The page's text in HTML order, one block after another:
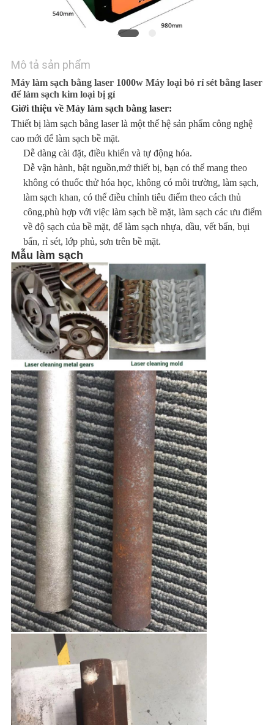
BÁO
GIÁ
РУССКИЙ
САЙТ
ĐỒ
TRANG
WEB
PRIVACY
POLICY
Mô tả sản phẩm
Máy làm sạch bằng laser 1000w Máy loại bỏ rỉ sét bằng laser
để làm sạch kim loại bị gỉ
Giới thiệu về Máy làm sạch bằng laser:
Thiết bị làm sạch bằng laser là một thế hệ sản phẩm công nghệ
cao mới để làm sạch bề mặt.
Dễ dàng cài đặt, điều khiển và tự động hóa.
Dễ vận hành, bật nguồn,mở thiết bị, bạn có thể mang theo
không có thuốc thử hóa học, không có môi trường, làm sạch,
làm sạch khan, có thể điều chỉnh tiêu điểm theo cách thủ
công,phù hợp với việc làm sạch bề mặt, làm sạch các ưu điểm
về độ sạch của bề mặt, để làm sạch nhựa, dầu, vết bẩn, bụi
bẩn, rỉ sét, lớp phủ, sơn trên bề mặt.
Mẫu làm sạch